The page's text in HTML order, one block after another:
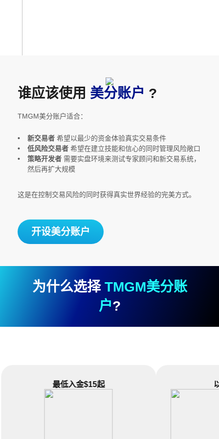
谁应该使用 美分账户 ?
TMGM美分账户适合：
新交易者 希望以最少的资金体验真实交易条件
低风险交易者 希望在建立技能和信心的同时管理风险敞口
策略开发者 需要实盘环境来测试专家顾问和新交易系统，
然后再扩大规模
这是在控制交易风险的同时获得真实世界经验的完美方式。
开设美分账户
为什么选择 TMGM美分账
户?
最低入金$15起